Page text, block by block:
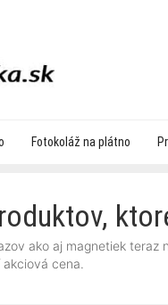
Fotokoláž na plátno
ako aj magnetiek
cena.